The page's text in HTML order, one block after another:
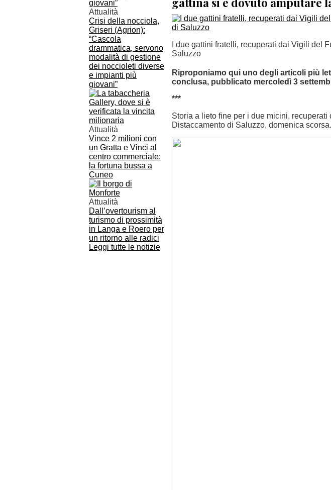
Attualità
Crisi della nocciola,
Griseri (Agrion):
“Cascola
drammatica, servono
modalità di gestione
dei noccioleti diverse
e impianti più
giovani”
Attualità
Vince 2 milioni con
un Gratta e Vinci al
centro commerciale:
la fortuna bussa a
Cuneo
Attualità
Dall’overtourism al
turismo di prossimità
in Langa e Roero per
un ritorno alle radici
Leggi tutte le notizie
I due gattini fratelli, recuperati dai Vigili del
Saluzzo
Riproponiamo qui uno degli articoli più
conclusa, pubblicato mercoledì 3
***
Storia a lieto fine per i due micini, recuperati
Distaccamento di Saluzzo, domenica scorsa.